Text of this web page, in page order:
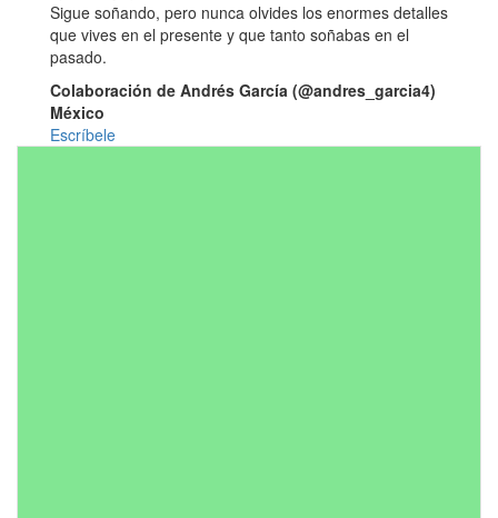
Sigue soñando, pero nunca olvides los enormes detalles
que vives en el presente y que tanto soñabas en el
pasado.
Colaboración de Andrés García (@andres_garcia4)
México
Escríbele